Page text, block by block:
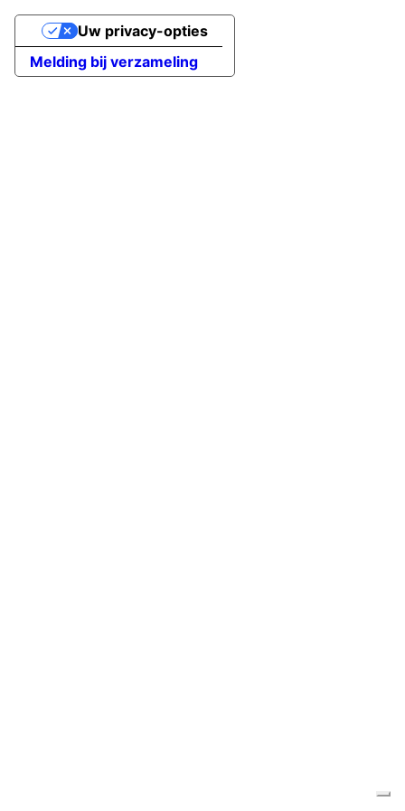
Melding bij verzameling
Uw privacy-opties